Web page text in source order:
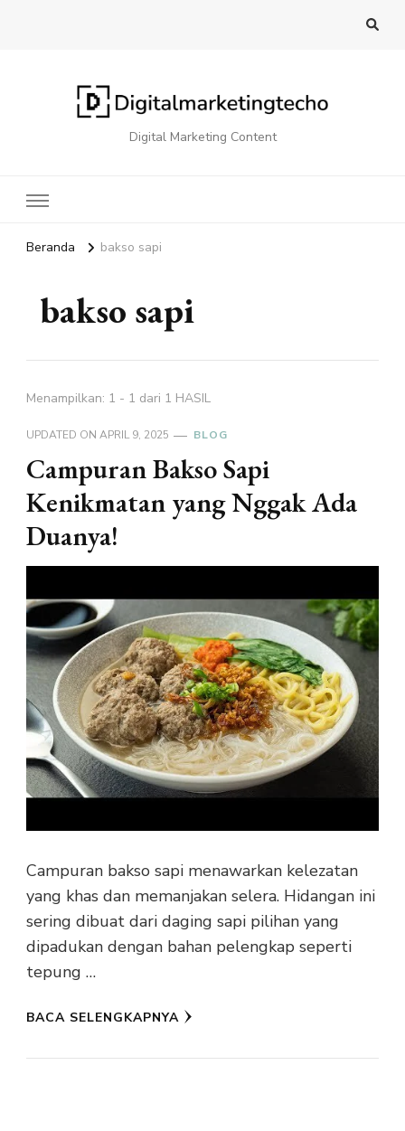
Digital Marketing Content
Beranda bakso sapi
bakso sapi
Menampilkan: 1 - 1 dari 1 HASIL
UPDATED ON APRIL 9, 2025 BLOG
Campuran Bakso Sapi
Kenikmatan yang Nggak Ada
Duanya!
Campuran bakso sapi menawarkan kelezatan
yang khas dan memanjakan selera. Hidangan ini
sering dibuat dari daging sapi pilihan yang
dipadukan dengan bahan pelengkap seperti
tepung …
BACA SELENGKAPNYA